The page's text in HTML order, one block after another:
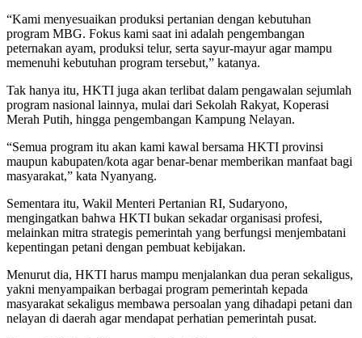
“Kami menyesuaikan produksi pertanian dengan kebutuhan
program MBG. Fokus kami saat ini adalah pengembangan
peternakan ayam, produksi telur, serta sayur-mayur agar mampu
memenuhi kebutuhan program tersebut,” katanya.
Tak hanya itu, HKTI juga akan terlibat dalam pengawalan sejumlah
program nasional lainnya, mulai dari Sekolah Rakyat, Koperasi
Merah Putih, hingga pengembangan Kampung Nelayan.
“Semua program itu akan kami kawal bersama HKTI provinsi
maupun kabupaten/kota agar benar-benar memberikan manfaat bagi
masyarakat,” kata Nyanyang.
Sementara itu, Wakil Menteri Pertanian RI, Sudaryono,
mengingatkan bahwa HKTI bukan sekadar organisasi profesi,
melainkan mitra strategis pemerintah yang berfungsi menjembatani
kepentingan petani dengan pembuat kebijakan.
Menurut dia, HKTI harus mampu menjalankan dua peran sekaligus,
yakni menyampaikan berbagai program pemerintah kepada
masyarakat sekaligus membawa persoalan yang dihadapi petani dan
nelayan di daerah agar mendapat perhatian pemerintah pusat.